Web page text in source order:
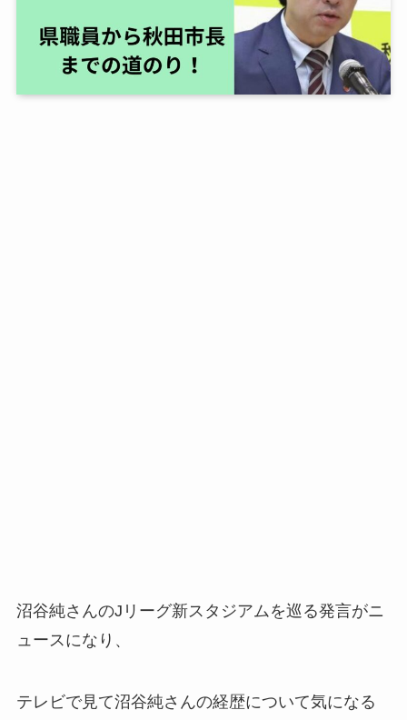
沼谷純さんのJリーグ新スタジアムを巡る発言がニ
ュースになり、
テレビで見て沼谷純さんの経歴について気になる